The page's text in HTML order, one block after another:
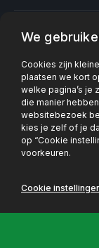
Privacy policy
We
Cookies zijn
plaatsen we kort
welke pagina’s je
die manier
websitebezoek
kies je zelf of je
op “Cookie
voorkeuren.
Cookie